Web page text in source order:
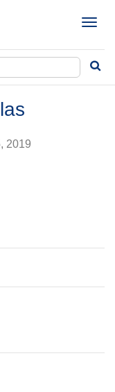
T
g
l
2019